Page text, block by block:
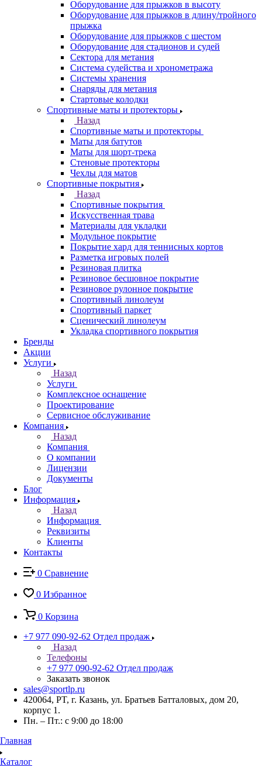
Оборудование для прыжков в высоту
Оборудование для прыжков в длину/тройного
прыжка
Оборудование для прыжков с шестом
Оборудование для стадионов и судей
Сектора для метания
Система судейства и хронометража
Системы хранения
Снаряды для метания
Стартовые колодки
Спортивные маты и протекторы
Назад
Спортивные маты и протекторы
Маты для батутов
Маты для шорт-трека
Стеновые протекторы
Чехлы для матов
Спортивные покрытия
Назад
Спортивные покрытия
Искусственная трава
Материалы для укладки
Модульное покрытие
Покрытие хард для теннисных кортов
Разметка игровых полей
Резиновая плитка
Резиновое бесшовное покрытие
Резиновое рулонное покрытие
Спортивный линолеум
Спортивный паркет
Сценический линолеум
Укладка спортивного покрытия
Бренды
Акции
Услуги
Назад
Услуги
Комплексное оснащение
Проектирование
Сервисное обслуживание
Компания
Назад
Компания
О компании
Лицензии
Документы
Блог
Информация
Назад
Информация
Реквизиты
Клиенты
Контакты
0 Сравнение
0 Избранное
0 Корзина
+7 977 090-92-62 Отдел продаж
Назад
Телефоны
+7 977 090-92-62 Отдел продаж
Заказать звонок
sales@sportlp.ru
420064, PT, г. Казань, ул. Братьев Батталовых, дом 20,
корпус 1.
Пн. – Пт.: с 9:00 до 18:00
Главная
Каталог